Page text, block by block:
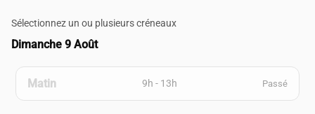
Sélectionnez un ou plusieurs créneaux
Dimanche 9 Août
Matin 9h - 13h Passé